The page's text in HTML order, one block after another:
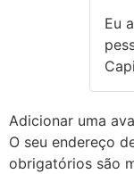
Eu
Adicionar uma
O seu endereço
obrigatórios são